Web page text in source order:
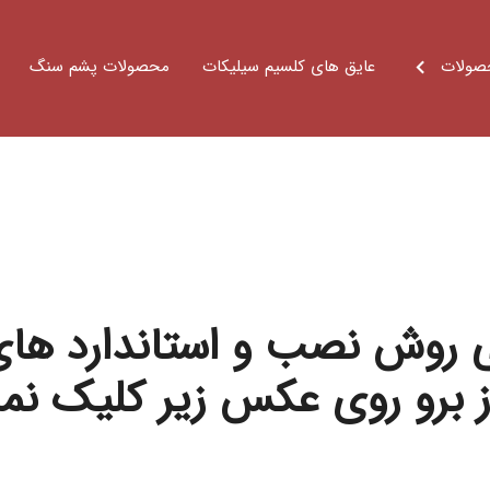
عایق های کلسیم سیلیکات محصولات پشم سنگ
نصب و استاندارد
برو روی عکس زیر کلیک